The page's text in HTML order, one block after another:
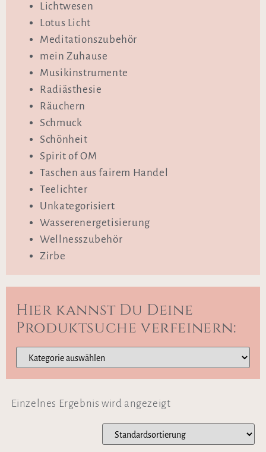
Lichtwesen
Lotus Licht
Meditationszubehör
mein Zuhause
Musikinstrumente
Radiästhesie
Räuchern
Schmuck
Schönheit
Spirit of OM
Taschen aus fairem Handel
Teelichter
Unkategorisiert
Wasserenergetisierung
Wellnesszubehör
Zirbe
Hier kannst Du Deine
Produktsuche verfeinern:
Einzelnes Ergebnis wird angezeigt